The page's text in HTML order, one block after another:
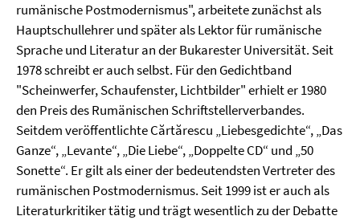
rumänische Postmodernismus", arbeitete zunächst als
Hauptschullehrer und später als Lektor für rumänische
Sprache und Literatur an der Bukarester Universität. Seit
1978 schreibt er auch selbst. Für den Gedichtband
"Scheinwerfer, Schaufenster, Lichtbilder" erhielt er 1980
den Preis des Rumänischen Schriftstellerverbandes.
Seitdem veröffentlichte Cărtărescu „Liebesgedichte“, „Das
Ganze“, „Levante“, „Die Liebe“, „Doppelte CD“ und „50
Sonette“. Er gilt als einer der bedeutendsten Vertreter des
rumänischen Postmodernismus. Seit 1999 ist er auch als
Literaturkritiker tätig und trägt wesentlich zu der Debatte